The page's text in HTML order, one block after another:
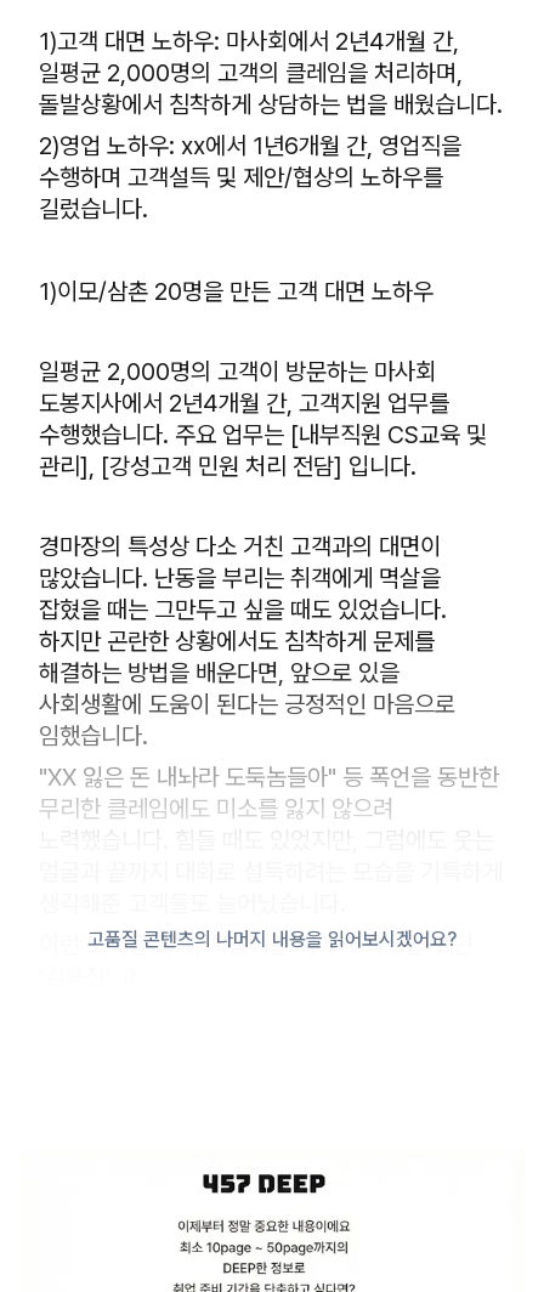
1)고객 대면 노하우: 마사회에서 2년4개월 간,
일평균 2,000명의 고객의 클레임을 처리하며,
돌발상황에서 침착하게 상담하는 법을 배웠습니다.
2)영업 노하우: xx에서 1년6개월 간, 영업직을
수행하며 고객설득 및 제안/협상의 노하우를
길렀습니다.
1)이모/삼촌 20명을 만든 고객 대면 노하우
일평균 2,000명의 고객이 방문하는 마사회
도봉지사에서 2년4개월 간, 고객지원 업무를
수행했습니다. 주요 업무는 [내부직원 CS교육 및
관리], [강성고객 민원 처리 전담] 입니다.
경마장의 특성상 다소 거친 고객과의 대면이
많았습니다. 난동을 부리는 취객에게 멱살을
잡혔을 때는 그만두고 싶을 때도 있었습니다.
하지만 곤란한 상황에서도 침착하게 문제를
해결하는 방법을 배운다면, 앞으로 있을
사회생활에 도움이 된다는 긍정적인 마음으로
임했습니다.
"XX 잃은 돈 내놔라 도둑놈들아" 등 폭언을 동반한
무리한 클레임에도 미소를 잃지 않으려
노력했습니다. 힘들 때도 있었지만, 그럼에도 웃는
이런 노력을 통해, 처음에는 저에게 욕설을 했던
고품질 콘텐츠의 나머지 내용을 읽어보시겠어요?